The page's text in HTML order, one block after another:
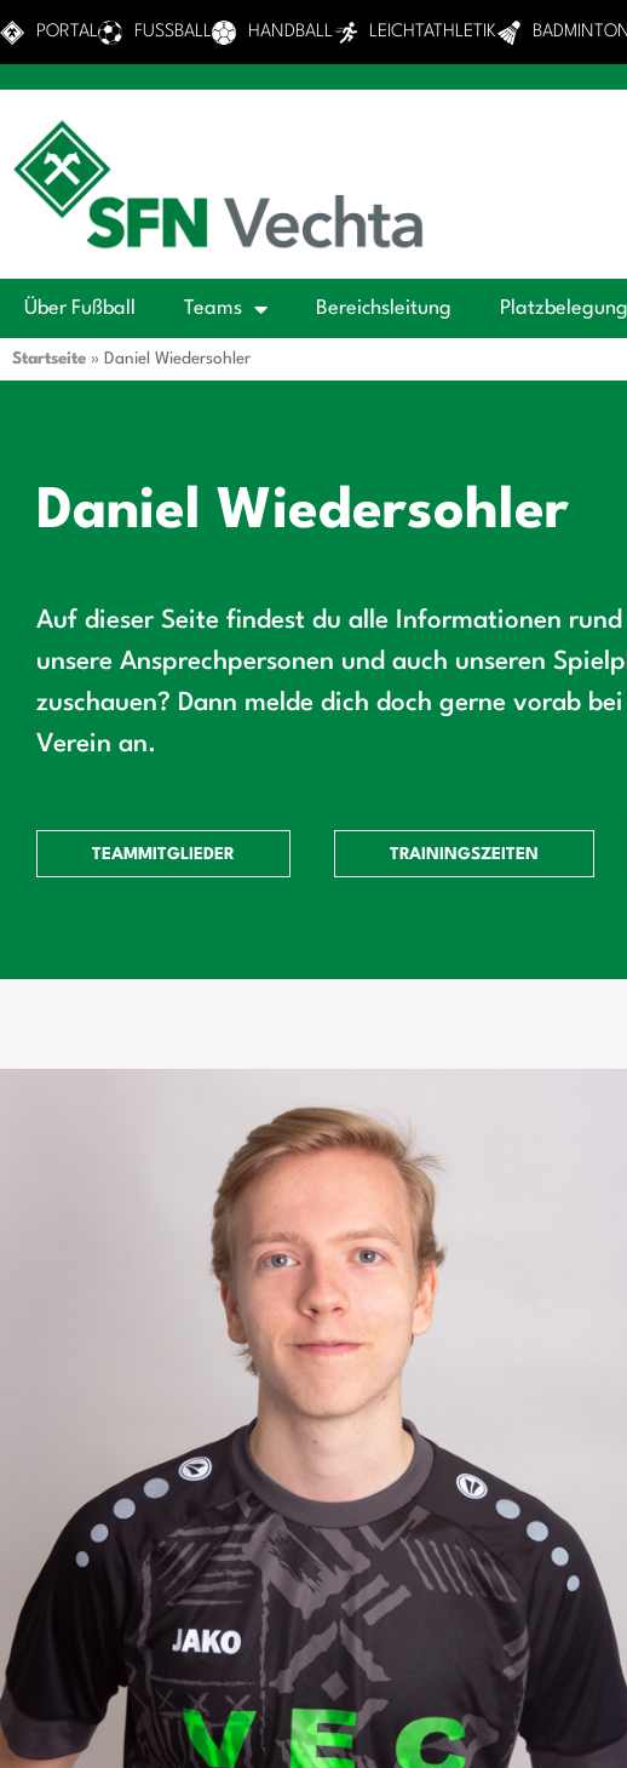
PORTAL FUSSBALL HANDBALL LEICHTATHLETIK BADMINTON
Über Fußball Teams Bereichsleitung Platzbelegung
Startseite » Daniel Wiedersohler
Daniel Wiedersohler
Auf dieser Seite findest du alle Informationen
unsere Ansprechpersonen und auch unseren
zuschauen? Dann melde dich doch gerne vorab
Verein an.
TEAMMITGLIEDER TRAININGSZEITEN